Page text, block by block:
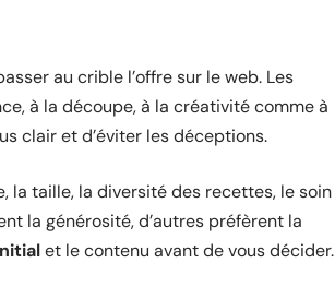
au crible l’offre sur le web. Les
à la découpe, à la créativité comme à
clair et d’éviter les déceptions.
la taille, la diversité des recettes, le soin
la générosité, d’autres préfèrent la
et le contenu avant de vous décider.